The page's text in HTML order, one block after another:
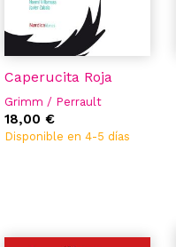
Caperucita Roja
Grimm / Perrault
18,00 €
Disponible en 4-5 días